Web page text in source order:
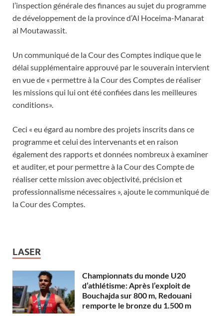
l’inspection générale des finances au sujet du programme
de développement de la province d’Al Hoceima-Manarat
al Moutawassit.
Un communiqué de la Cour des Comptes indique que le
délai supplémentaire approuvé par le souverain intervient
en vue de « permettre à la Cour des Comptes de réaliser
les missions qui lui ont été confiées dans les meilleures
conditions».
Ceci « eu égard au nombre des projets inscrits dans ce
programme et celui des intervenants et en raison
également des rapports et données nombreux à examiner
et auditer, et pour permettre à la Cour des Compte de
réaliser cette mission avec objectivité, précision et
professionnalisme nécessaires », ajoute le communiqué de
la Cour des Comptes.
LASER
Championnats du monde U20
d’athlétisme: Après l’exploit de
Bouchajda sur 800 m, Redouani
remporte le bronze du 1.500 m